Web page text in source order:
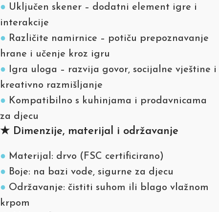
● Uključen skener – dodatni element igre i
interakcije
● Različite namirnice – potiču prepoznavanje
hrane i učenje kroz igru
● Igra uloga – razvija govor, socijalne vještine i
kreativno razmišljanje
● Kompatibilno s kuhinjama i prodavnicama
za djecu
★ Dimenzije, materijal i održavanje
● Materijal: drvo (FSC certificirano)
● Boje: na bazi vode, sigurne za djecu
● Održavanje: čistiti suhom ili blago vlažnom
krpom